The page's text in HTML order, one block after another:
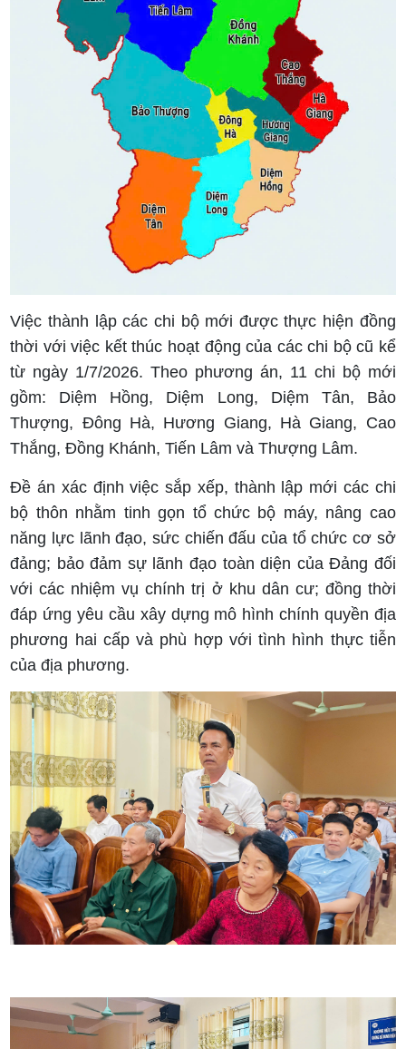
Việc thành lập các chi bộ mới được thực hiện đồng
thời với việc kết thúc hoạt động của các chi bộ cũ kể
từ ngày 1/7/2026. Theo phương án, 11 chi bộ mới
gồm: Diệm Hồng, Diệm Long, Diệm Tân, Bảo
Thượng, Đông Hà, Hương Giang, Hà Giang, Cao
Thắng, Đồng Khánh, Tiến Lâm và Thượng Lâm.
Đề án xác định việc sắp xếp, thành lập mới các chi
bộ thôn nhằm tinh gọn tổ chức bộ máy, nâng cao
năng lực lãnh đạo, sức chiến đấu của tổ chức cơ sở
đảng; bảo đảm sự lãnh đạo toàn diện của Đảng đối
với các nhiệm vụ chính trị ở khu dân cư; đồng thời
đáp ứng yêu cầu xây dựng mô hình chính quyền địa
phương hai cấp và phù hợp với tình hình thực tiễn
của địa phương.